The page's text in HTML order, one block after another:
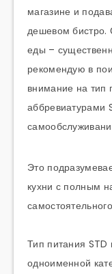
магазине и
дешевом бистро.
еды –
рекомендую в
внимание на тип
аббревиатурами
Это
кухни с полным
Тип питания STD
одноименной